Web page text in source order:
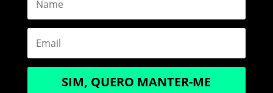
SIM, QUERO MANTER-ME